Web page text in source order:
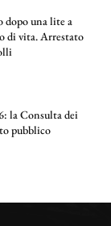
dopo una lite a
di vita. Arrestato
la Consulta dei
pubblico